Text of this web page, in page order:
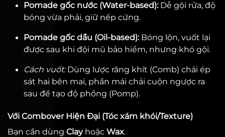
Pomade gốc nước (Water-based):Dễ gội rửa, độ
bóng vừa phải, giữ nếp cứng.
Pomade gốc dầu (Oil-based):Bóng lộn, vuốt lại
được sau khi đội mũ bảo hiểm, nhưng khó gội.
Cách vuốt:Dùng lược răng khít (Comb) chải ép
sát hai bên mai, phần mái chải cuộn ngược ra
sau để tạo độ phồng (Pomp).
Với Combover Hiện Đại (Tóc xám khói/Texture)
Bạn cần dùng Clayhoặc Wax.